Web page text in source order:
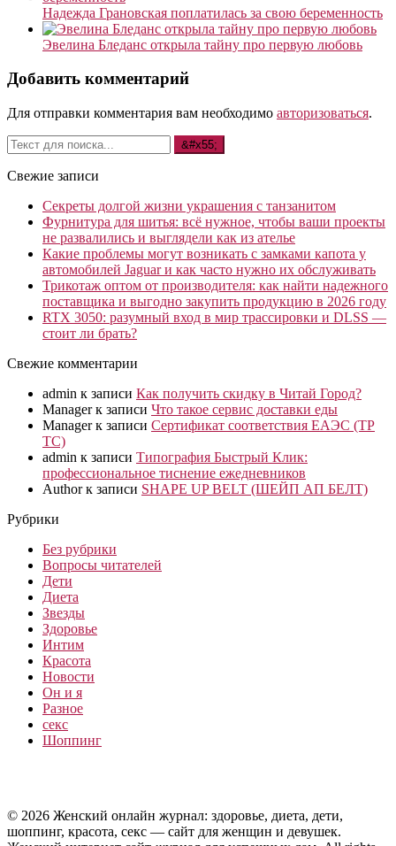
Надежда Грановская поплатилась за свою беременность
Эвелина Бледанс открыла тайну про первую любовь
Добавить комментарий
Для отправки комментария вам необходимо авторизоваться.
Свежие записи
Секреты долгой жизни украшения с танзанитом
Фурнитура для шитья: всё нужное, чтобы ваши проекты
не развалились и выглядели как из ателье
Какие проблемы могут возникать с замками капота у
автомобилей Jaguar и как часто нужно их обслуживать
Трикотаж оптом от производителя: как найти надежного
поставщика и выгодно закупить продукцию в 2026 году
RTX 3050: разумный вход в мир трассировки и DLSS —
стоит ли брать?
Свежие комментарии
admin к записи Как получить скидку в Читай Город?
Managerк записи Что такое сервис доставки еды
Managerк записи Сертификат соответствия ЕАЭС (ТР
ТС)
admin к записи Типография Быстрый Клик:
профессиональное тиснение ежедневников
Authorк записи SHAPE UP BELT (ШЕЙП АП БЕЛТ)
Рубрики
Без рубрики
Вопросы читателей
Дети
Диета
Звезды
Здоровье
Интим
Красота
Новости
Он и я
Разное
секс
Шоппинг
© 2026 Женский онлайн журнал: здоровье, диета, дети,
шоппинг, красота, секс — сайт для женщин и девушек.